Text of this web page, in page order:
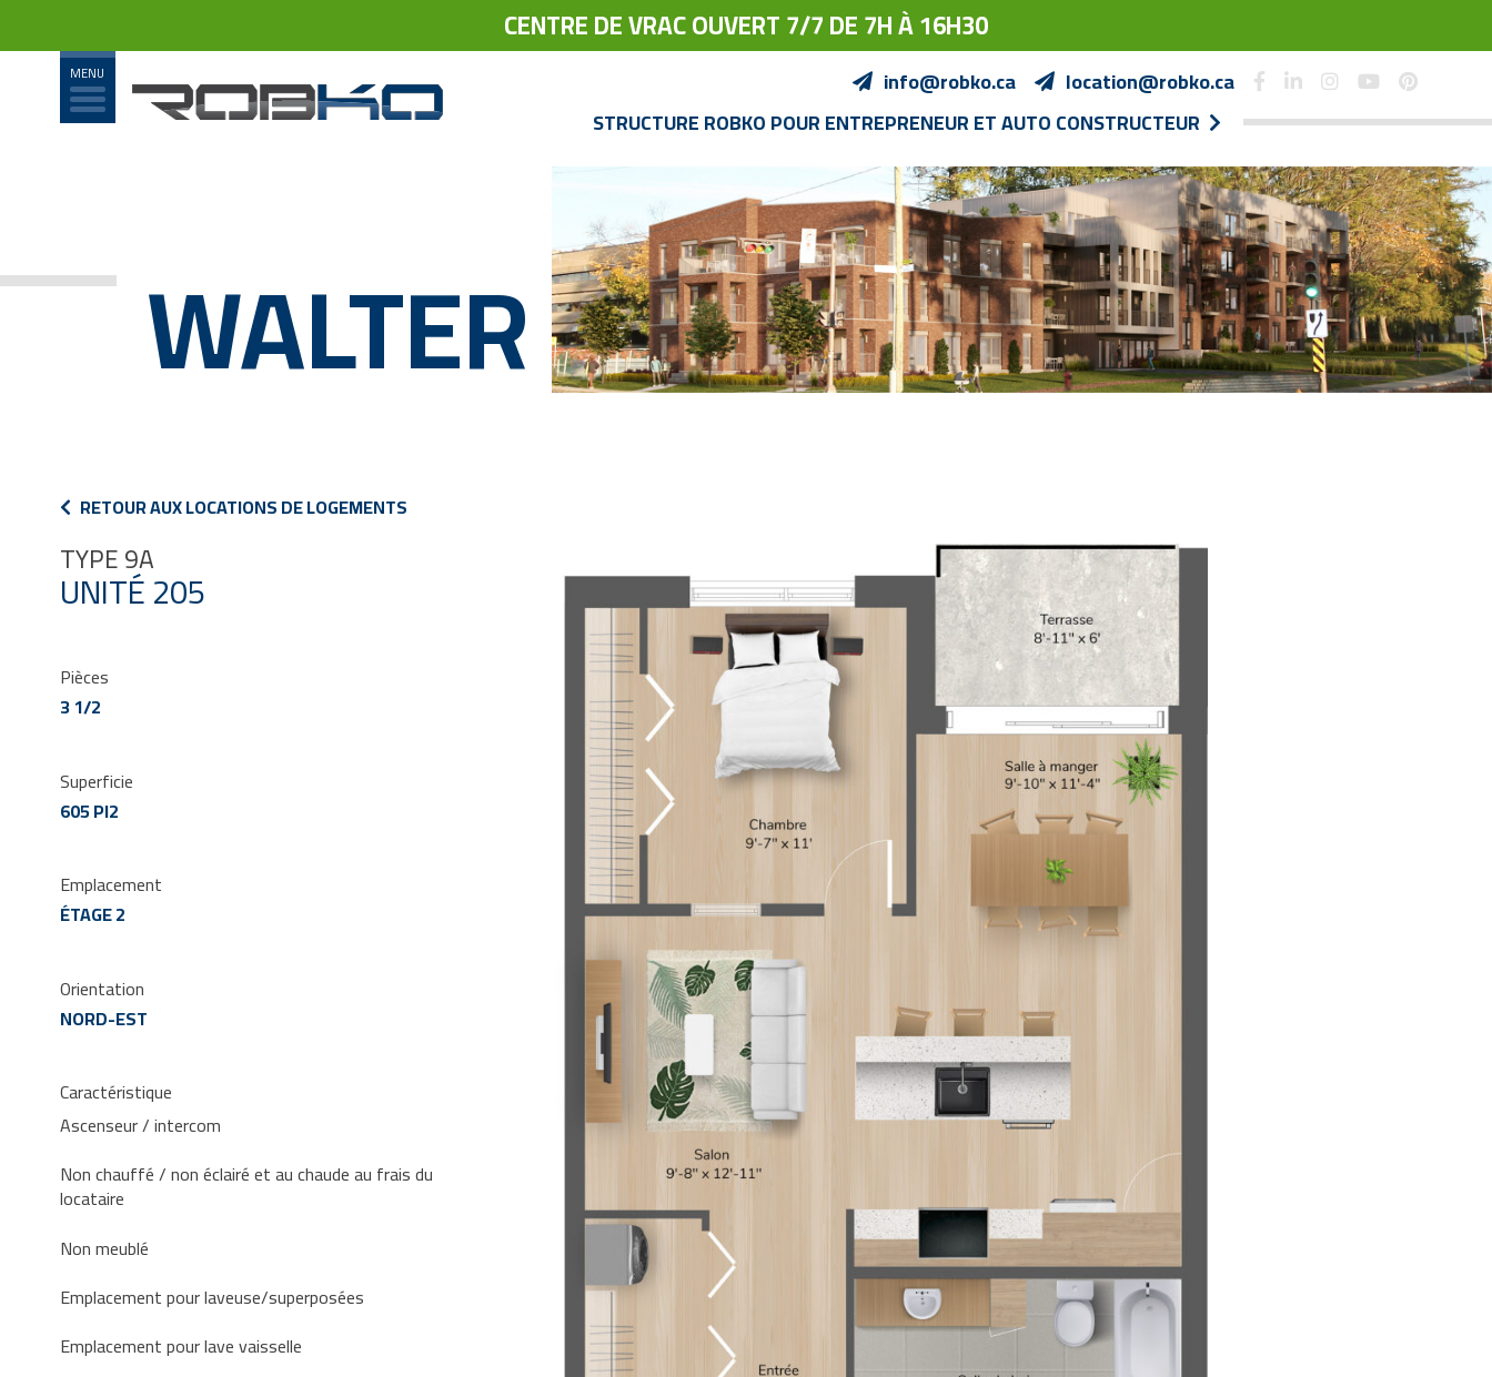
CENTRE DE VRAC OUVERT 7/7 DE 7H À 16H30
STRUCTURE ROBKO POUR ENTREPRENEUR ET AUTO CONSTRUCTEUR
info@robko.ca location@robko.ca
WALTER
RETOUR AUX LOCATIONS DE LOGEMENTS
TYPE 9A
UNITÉ 205
Pièces
3 1/2
Superficie
605 PI2
Emplacement
ÉTAGE 2
Orientation
NORD-EST
Caractéristique
Ascenseur / intercom
Non chauffé / non éclairé et au chaude au frais du
locataire
Non meublé
Emplacement pour laveuse/superposées
Emplacement pour lave vaisselle